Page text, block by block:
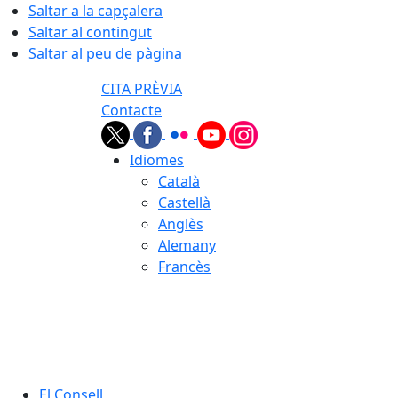
Saltar a la capçalera
Saltar al contingut
Saltar al peu de pàgina
CITA PRÈVIA
Contacte
Idiomes
Català
Castellà
Anglès
Alemany
Francès